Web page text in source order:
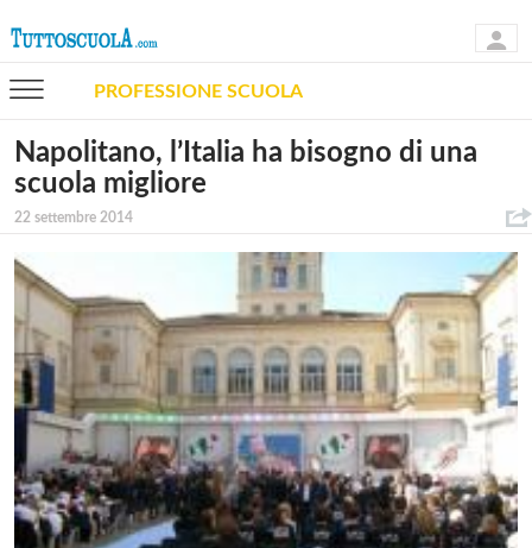
PROFESSIONE SCUOLA
Napolitano, l’Italia ha bisogno di una
scuola migliore
22 settembre 2014